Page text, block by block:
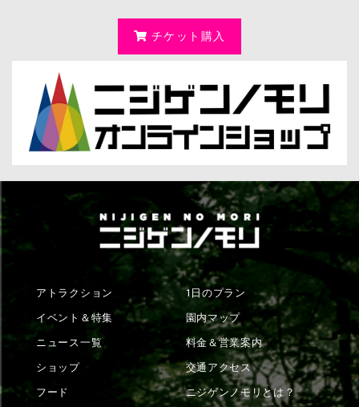
チケット購入
アトラクション
イベント＆特集
ニュース一覧
ショップ
フード
1日のプラン
園内マップ
料金＆営業案内
交通アクセス
ニジゲンノモリとは？